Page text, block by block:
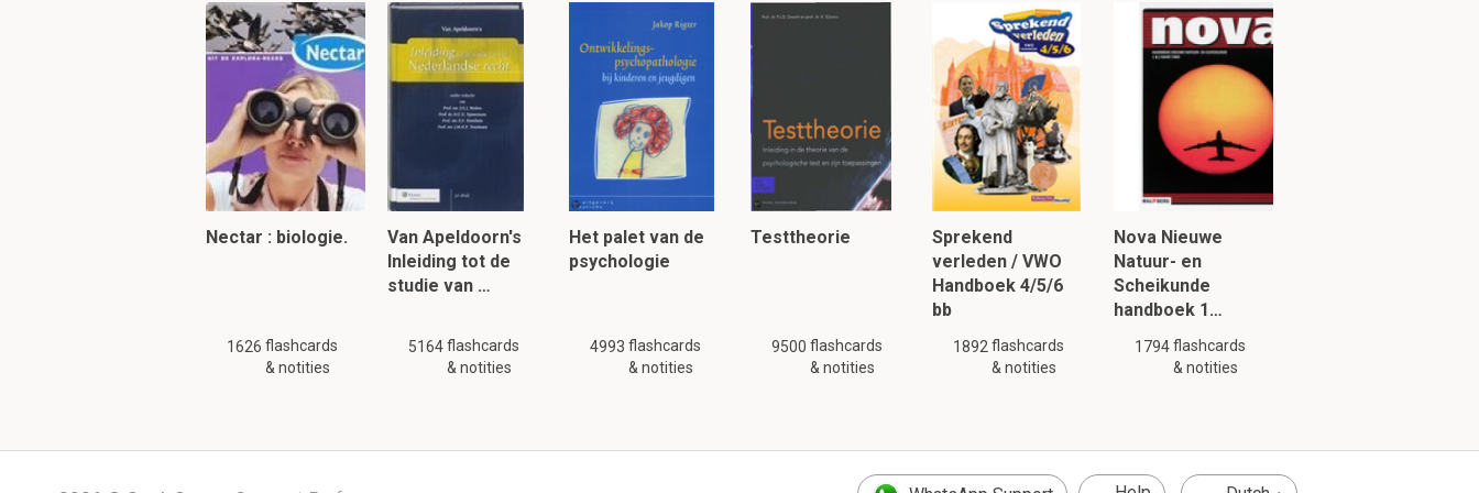
Waarom komt osteoporose bij vrouwen veel vaker voor dan bij mannen?
Omdat vrouwen een lagere piekbotmassa hebben dan mannen en een groter verlies van botmassa in
het latere leven, komt
bij vrouwen veel vaker voor.
Hoe wordt de prevalentie van osteoporose geschat?
Op basis van het aantal personen met een fractuur van heup, pols of wervels
Nectar : biologie.
1626 flashcards
& notities
Van Apeldoorn's
Inleiding tot de
studie van …
5164flashcards
& notities
Het palet van de
psychologie
4993 flashcards
& notities
Testtheorie
9500 flashcards
& notities
Sprekend
verleden / VWO
Handboek 4/5/6
bb
1892 flashcards
& notities
Nova Nieuwe
Natuur- en
Scheikunde
handboek 1…
1794flashcards
& notities